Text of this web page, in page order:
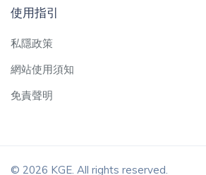
使用指引
私隱政策
網站使用須知
免責聲明
© 2026 KGE. All rights reserved.